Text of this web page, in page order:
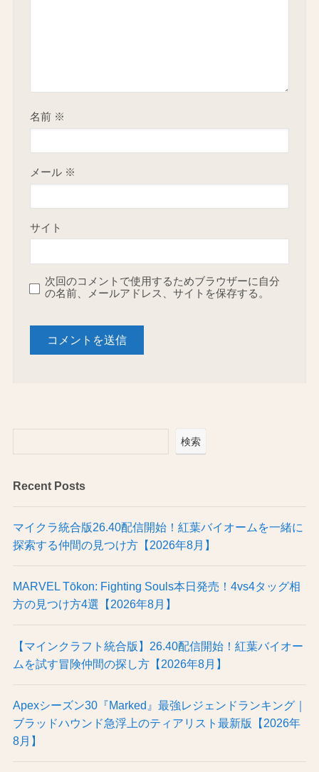
名前 ※
メール ※
サイト
次回のコメントで使用するためブラウザーに自分
の名前、メールアドレス、サイトを保存する。
検索
Recent Posts
マイクラ統合版26.40配信開始！紅葉バイオームを一緒に
探索する仲間の見つけ方【2026年8月】
MARVEL Tōkon: Fighting Souls本日発売！4vs4タッグ相
方の見つけ方4選【2026年8月】
【マインクラフト統合版】26.40配信開始！紅葉バイオー
ムを試す冒険仲間の探し方【2026年8月】
Apexシーズン30『Marked』最強レジェンドランキング｜
ブラッドハウンド急浮上のティアリスト最新版【2026年
8月】